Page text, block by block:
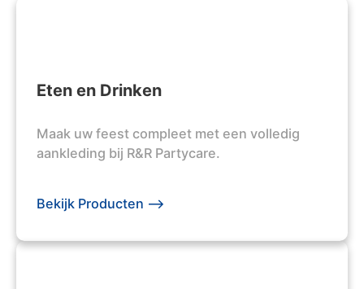
Eten en Drinken
Maak uw feest compleet met een volledig
aankleding bij R&R Partycare.
Bekijk Producten -->